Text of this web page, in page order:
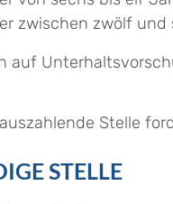
zwischen zwölf und
auf
Stelle
STELLE